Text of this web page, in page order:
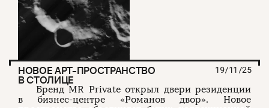
НОВОЕ АРТ-ПРОСТРАНСТВО
В СТОЛИЦЕ
19/11/25
Бренд MR Private открыл двери резиденции
в бизнес-центре «Романов двор». Новое